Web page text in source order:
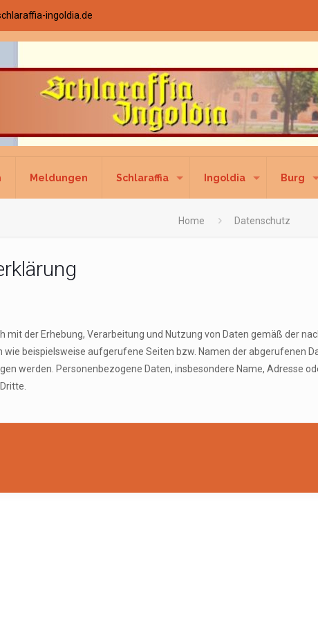
ingoldia.de
Meldungen Schlaraffia Ingoldia Burg
Home Datenschutz
mit der Erhebung, Verarbeitung und Nutzung von Daten gemäß der
wie beispielsweise aufgerufene Seiten bzw. Namen der abgerufenen
werden. Personenbezogene Daten, insbesondere Name, Adresse